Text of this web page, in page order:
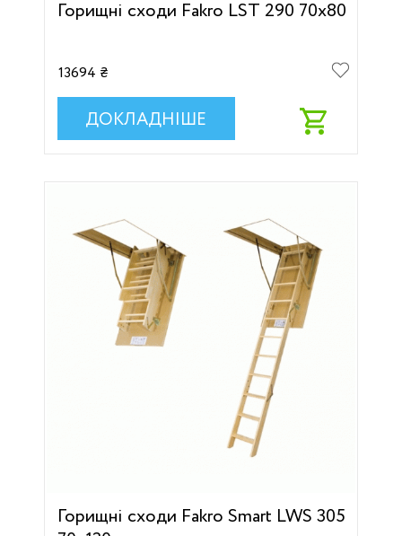
Горищні сходи Fakro LST 290 70х80
13694 ₴
ДОКЛАДНІШЕ
Горищні сходи Fakro Smart LWS 305